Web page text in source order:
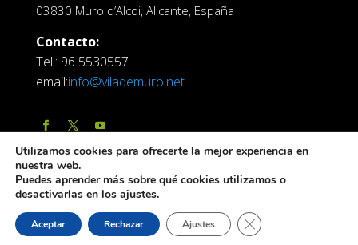
03830 Muro d’Alcoi, Alicante, España
Contacto:
Tel.: 96 5530557
email:info@vilademuro.net
Web desarrollada por el Servicio de Informatica de
Diputación de Alicante
Utilizamos cookies para ofrecerte la mejor experiencia en
nuestra web.
Puedes aprender más sobre qué cookies utilizamos o
desactivarlas en los ajustes.
Aceptar Rechazar Ajustes Cerrar el banner de